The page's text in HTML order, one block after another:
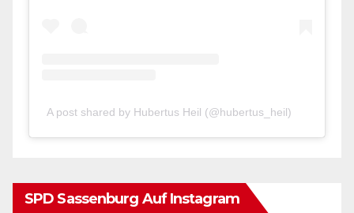
A post shared by Hubertus Heil (@hubertus_heil)
SPD Sassenburg Auf Instagram